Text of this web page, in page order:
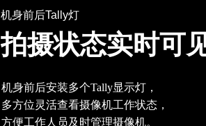
机身前后Tally灯
拍摄状态实时可
机身前后安装多个Tally显示灯，
多方位灵活查看摄像机工作状态，
方便工作人员及时管理摄像机。